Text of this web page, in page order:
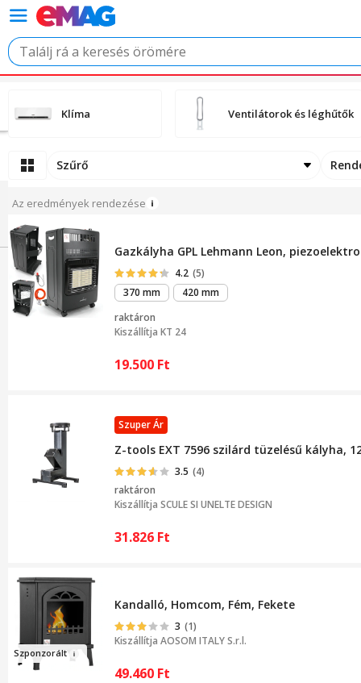
Klíma Ventilátorok és léghűtők
Szűrő
Az eredmények rendezése
Gazkályha GPL Lehmann Leon,
4.2 (5)
370 mm
420 mm
raktáron
Kiszállítja KT 24
19.500 Ft
Szuper Ár
Z-tools EXT 7596 szilárd tüzelésű kályha,
3.5 (4)
raktáron
Kiszállítja SCULE SI UNELTE DESIGN
31.826 Ft
Szponzorált
Kandalló, Homcom, Fém, Fekete
3 (1)
Kiszállítja AOSOM ITALY S.r.l.
49.460 Ft